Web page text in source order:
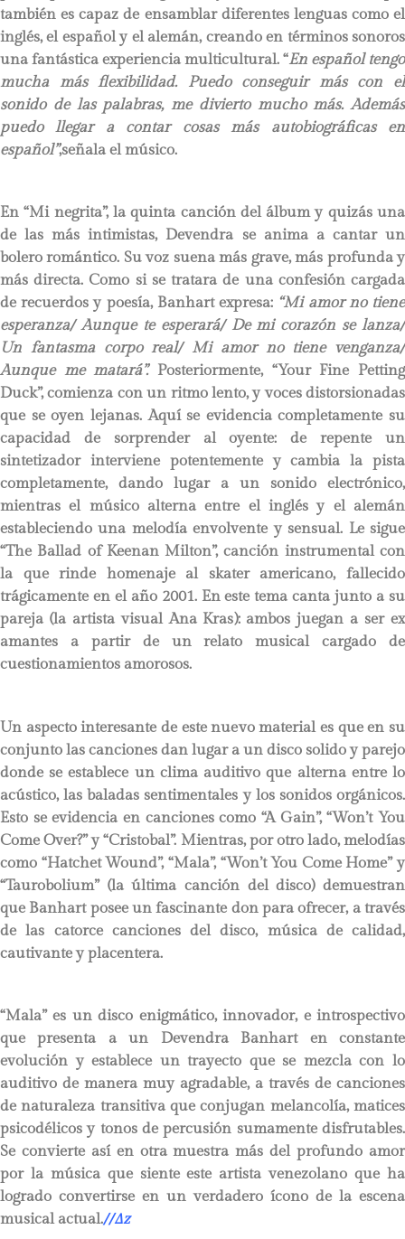
también es capaz de ensamblar diferentes lenguas como el
inglés, el español y el alemán, creando en términos sonoros
una fantástica experiencia multicultural. “En español tengo
mucha más flexibilidad. Puedo conseguir más con el
sonido de las palabras, me divierto mucho más. Además
puedo llegar a contar cosas más autobiográficas en
español”,señala el músico.
En “Mi negrita”, la quinta canción del álbum y quizás una
de las más intimistas, Devendra se anima a cantar un
bolero romántico. Su voz suena más grave, más profunda y
más directa. Como si se tratara de una confesión cargada
de recuerdos y poesía, Banhart expresa: “Mi amor no tiene
esperanza/ Aunque te esperará/ De mi corazón se lanza/
Un fantasma corpo real/ Mi amor no tiene venganza/
Aunque me matará”. Posteriormente, “Your Fine Petting
Duck”, comienza con un ritmo lento, y voces distorsionadas
que se oyen lejanas. Aquí se evidencia completamente su
capacidad de sorprender al oyente: de repente un
sintetizador interviene potentemente y cambia la pista
completamente, dando lugar a un sonido electrónico,
mientras el músico alterna entre el inglés y el alemán
estableciendo una melodía envolvente y sensual. Le sigue
“The Ballad of Keenan Milton”, canción instrumental con
la que rinde homenaje al skater americano, fallecido
trágicamente en el año 2001. En este tema canta junto a su
pareja (la artista visual Ana Kras): ambos juegan a ser ex
amantes a partir de un relato musical cargado de
cuestionamientos amorosos.
Un aspecto interesante de este nuevo material es que en su
conjunto las canciones dan lugar a un disco solido y parejo
donde se establece un clima auditivo que alterna entre lo
acústico, las baladas sentimentales y los sonidos orgánicos.
Esto se evidencia en canciones como “A Gain”, “Won’t You
Come Over?” y “Cristobal”. Mientras, por otro lado, melodías
como “Hatchet Wound”, “Mala”, “Won’t You Come Home” y
“Taurobolium” (la última canción del disco) demuestran
que Banhart posee un fascinante don para ofrecer, a través
de las catorce canciones del disco, música de calidad,
cautivante y placentera.
“Mala” es un disco enigmático, innovador, e introspectivo
que presenta a un Devendra Banhart en constante
evolución y establece un trayecto que se mezcla con lo
auditivo de manera muy agradable, a través de canciones
de naturaleza transitiva que conjugan melancolía, matices
psicodélicos y tonos de percusión sumamente disfrutables.
Se convierte así en otra muestra más del profundo amor
por la música que siente este artista venezolano que ha
logrado convertirse en un verdadero ícono de la escena
musical actual.//∆z